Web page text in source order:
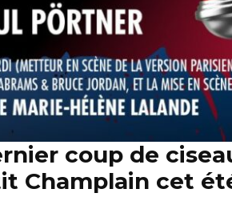
coup de
Champlain cet